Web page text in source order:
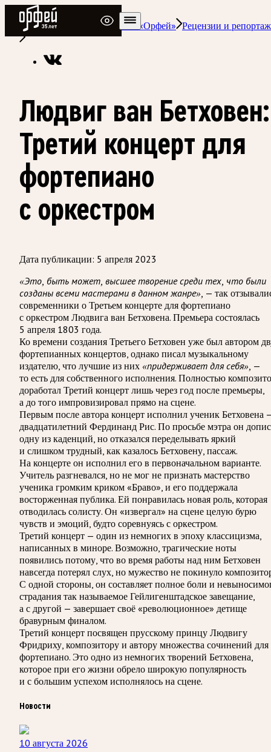
Радио Орфей
Радио классической музыки «Орфей» Рецензии и
Людвиг ван Бетховен:
Третий концерт для
фортепиано
с оркестром
Дата публикации: 5 апреля 2023
«Это, быть может, высшее творение среди тех, что были
созданы всеми мастерами в данном жанре», — так
современники о Третьем концерте для фортепиано
с оркестром Людвига ван Бетховена. Премьера состоялась
5 апреля 1803 года.
Ко времени создания Третьего Бетховен уже был автором
фортепианных концертов, однако писал музыкальному
издателю, что лучшие из них «придерживает для себя», —
то есть для собственного исполнения. Полностью
доработал Третий концерт лишь через год после премьеры,
а до того импровизировал прямо на сцене.
Первым после автора концерт исполнил ученик Бетховена
двадцатилетний Фердинанд Рис. По просьбе мэтра он
одну из каденций, но отказался переделывать яркий
и слишком трудный, как казалось Бетховену, пассаж.
На концерте он исполнил его в первоначальном варианте.
Учитель разгневался, но не мог не признать мастерство
ученика громким криком «Браво», и его поддержала
восторженная публика. Ей понравилась новая роль, которая
отводилась солисту. Он «извергал» на сцене целую бурю
чувств и эмоций, будто соревнуясь с оркестром.
Третий концерт — один из немногих в эпоху классицизма,
написанных в миноре. Возможно, трагические ноты
появились потому, что во время работы над ним Бетховен
навсегда потерял слух, но мужество не покинуло
С одной стороны, он составляет полное боли и
страдания так называемое Гейлигенштадское завещание,
а с другой — завершает своё «революционное» детище
бравурным финалом.
Третий концерт посвящен прусскому принцу Людвигу
Фридриху, композитору и автору множества сочинений для
фортепиано. Это одно из немногих творений Бетховена,
которое при его жизни обрело широкую популярность
и с большим успехом исполнялось на сцене.
Новости
10 августа 2026